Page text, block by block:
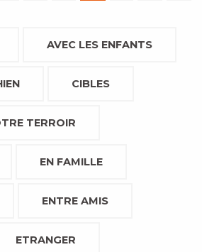
AVEC LES ENFANTS
CIBLES
TERROIR
EN FAMILLE
ENTRE AMIS
ETRANGER